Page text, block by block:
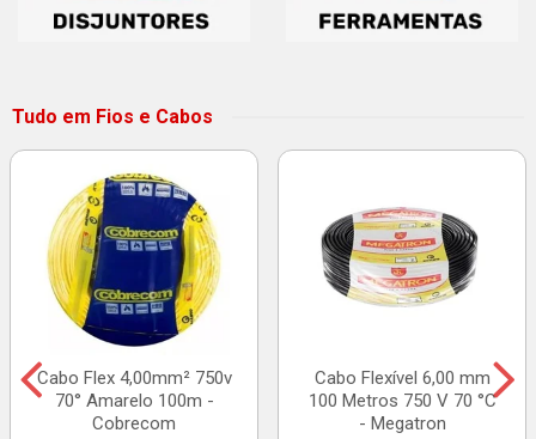
Tudo em Fios e Cabos
Cabo Flex 4,00mm² 750v
70° Amarelo 100m -
Cobrecom
Cabo Flexível 6,00 mm
100 Metros 750 V 70 °C
- Megatron